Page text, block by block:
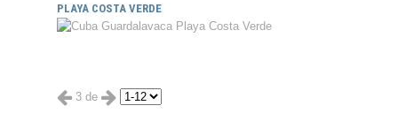
PLAYA COSTA VERDE
3 de